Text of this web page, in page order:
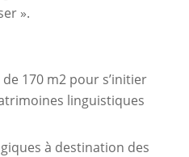
».
170 m2 pour s’initier
linguistiques
à destination des